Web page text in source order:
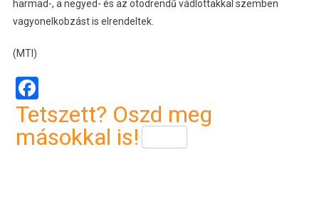
harmad-, a negyed- és az ötödrendű vádlottakkal szemben
vagyonelkobzást is elrendeltek.
(MTI)
Facebook
Tetszett? Oszd meg
másokkal is!